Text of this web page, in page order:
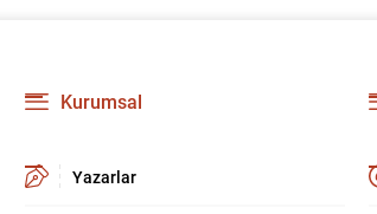
Kurumsal
Yazarlar